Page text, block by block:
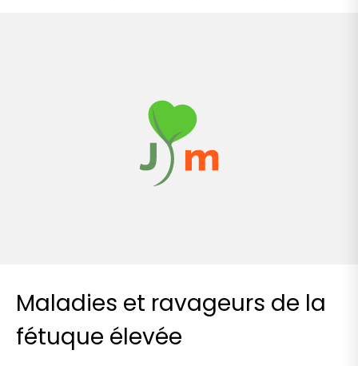
Maladies et ravageurs de la
fétuque élevée